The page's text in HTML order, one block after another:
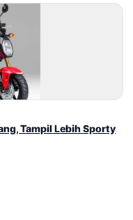
Tampil Lebih Sporty